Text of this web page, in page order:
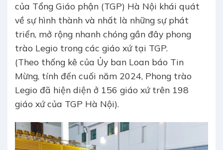
của Tổng Giáo phận (TGP) Hà Nội khái quát
về sự hình thành và nhất là những sự phát
triển, mở rộng nhanh chóng gần đây phong
trào Legio trong các giáo xứ tại TGP.
(Theo thống kê của Ủy ban Loan báo Tin
Mừng, tính đến cuối năm 2024, Phong trào
Legio đã hiện diện ở 156 giáo xứ trên 198
giáo xứ của TGP Hà Nội).